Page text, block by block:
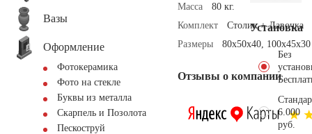
Вазы
Оформление
Фотокерамика
Фото на стекле
Буквы из металла
Скарпель и Позолота
Пескоструй
Масса
80 кг.
Комплект
Столик + Лавочка
Размеры
80х50х40,
Отзывы о компании
Установка
Без
6.000
руб.